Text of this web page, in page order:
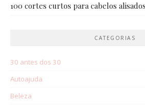
100 cortes curtos para cabelos alisados
CATEGORIAS
30 antes dos 30
Autoajuda
Beleza